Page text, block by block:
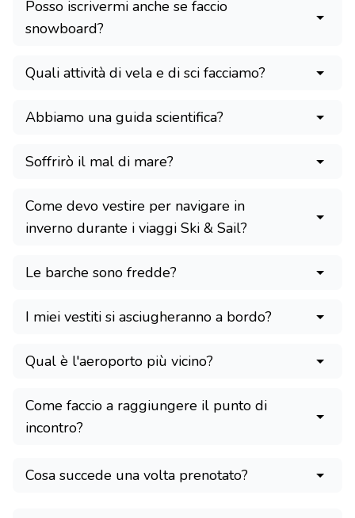
Posso iscrivermi anche se faccio
snowboard?
Quali attività di vela e di sci facciamo?
Abbiamo una guida scientifica?
Soffrirò il mal di mare?
Come devo vestire per navigare in
inverno durante i viaggi Ski & Sail?
Le barche sono fredde?
I miei vestiti si asciugheranno a bordo?
Qual è l'aeroporto più vicino?
Come faccio a raggiungere il punto di
incontro?
Cosa succede una volta prenotato?